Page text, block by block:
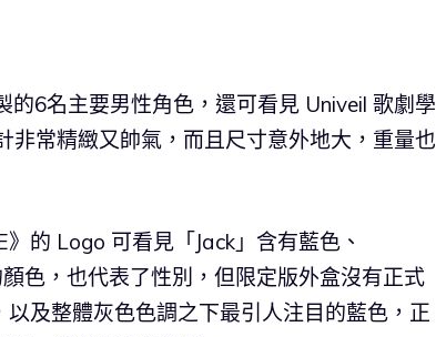
6名主要男性角色，還可看見 Univeil 歌劇學
常精緻又帥氣，而且尺寸意外地大，重量也
的 Logo 可看見「Jack」含有藍色、
色，也代表了性別，但限定版外盒沒有正式
及整體灰色色調之下最引人注目的藍色，正